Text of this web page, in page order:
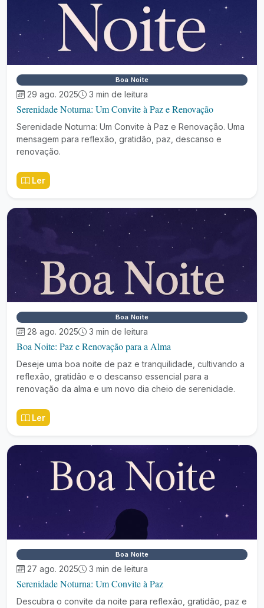
Boa Noite
29 ago. 2025 3 min de leitura
Serenidade Noturna: Um Convite à Paz e Renovação
Serenidade Noturna: Um Convite à Paz e Renovação. Uma
mensagem para reflexão, gratidão, paz, descanso e
renovação.
Ler
Boa Noite
28 ago. 2025 3 min de leitura
Boa Noite: Paz e Renovação para a Alma
Deseje uma boa noite de paz e tranquilidade, cultivando a
reflexão, gratidão e o descanso essencial para a
renovação da alma e um novo dia cheio de serenidade.
Ler
Boa Noite
27 ago. 2025 3 min de leitura
Serenidade Noturna: Um Convite à Paz
Descubra o convite da noite para reflexão, gratidão, paz e